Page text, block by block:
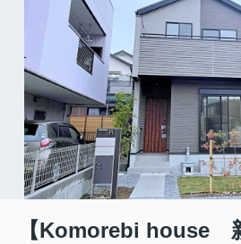
【Komorebi house